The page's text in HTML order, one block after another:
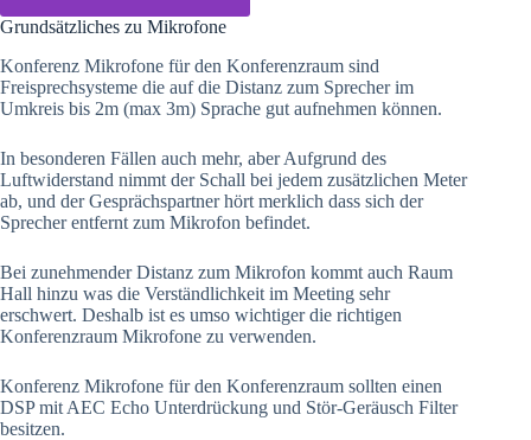
Grundsätzliches zu Mikrofone
Konferenz Mikrofone für den Konferenzraum sind
Freisprechsysteme die auf die Distanz zum Sprecher im
Umkreis bis 2m (max 3m) Sprache gut aufnehmen können.
In besonderen Fällen auch mehr, aber Aufgrund des
Luftwiderstand nimmt der Schall bei jedem zusätzlichen Meter
ab, und der Gesprächspartner hört merklich dass sich der
Sprecher entfernt zum Mikrofon befindet.
Bei zunehmender Distanz zum Mikrofon kommt auch Raum
Hall hinzu was die Verständlichkeit im Meeting sehr
erschwert. Deshalb ist es umso wichtiger die richtigen
Konferenzraum Mikrofone zu verwenden.
Konferenz Mikrofone für den Konferenzraum sollten einen
DSP mit AEC Echo Unterdrückung und Stör-Geräusch Filter
besitzen.